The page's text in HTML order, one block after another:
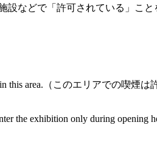
設などで「許可されている」こと
in this area.（このエリアでの喫煙は
the exhibition only during